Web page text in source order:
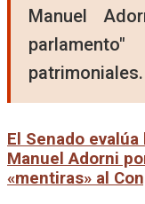
Manuel
patrimoniales.
El Senado
Manuel Adorni
«mentiras» al